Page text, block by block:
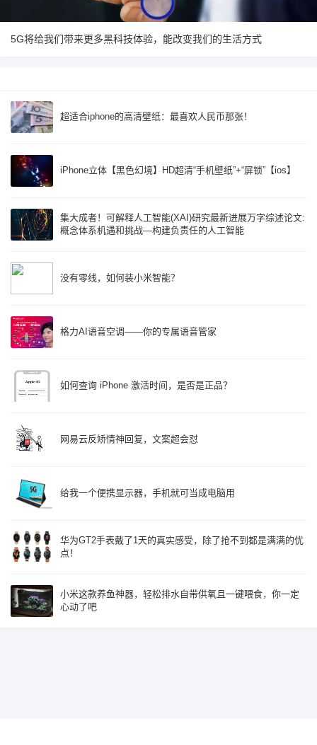
5G将给我们带来更多黑科技体验，能改变我们的生活方式
超适合iphone的高清壁纸：最喜欢人民币那张！
iPhone立体【黑色幻境】HD超清“手机壁纸”+“屏锁”【ios】
集大成者！可解释人工智能(XAI)研究最新进展万字综述论文:
概念体系机遇和挑战—构建负责任的人工智能
没有零线，如何装小米智能？
格力AI语音空调——你的专属语音管家
如何查询 iPhone 激活时间，是否是正品？
网易云反矫情神回复，文案超会怼
给我一个便携显示器，手机就可当成电脑用
华为GT2手表戴了1天的真实感受，除了抢不到都是满满的优
点！
小米这款养鱼神器，轻松排水自带供氧且一键喂食，你一定
心动了吧